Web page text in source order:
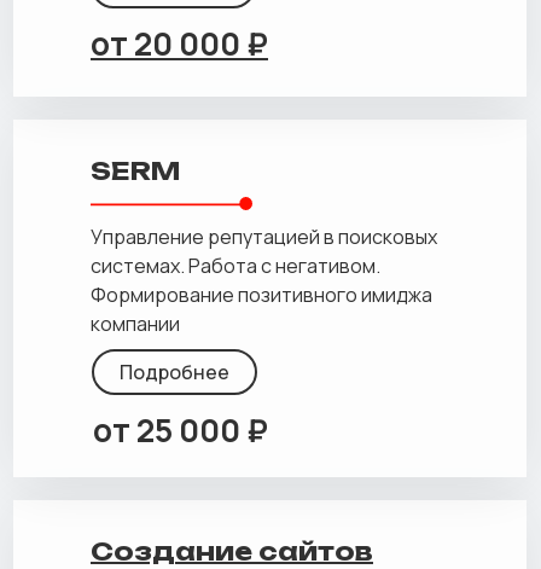
Создание сайтов
SERM
Управление репутацией в поисковых
системах. Работа с негативом.
Формирование позитивного имиджа
компании
от 25 000 ₽
Подробнее
от 20 000 ₽